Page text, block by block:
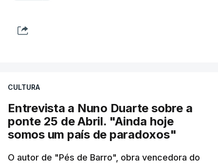
CULTURA
Entrevista a Nuno Duarte sobre a
ponte 25 de Abril. "Ainda hoje
somos um país de paradoxos"
O autor de "Pés de Barro", obra vencedora do